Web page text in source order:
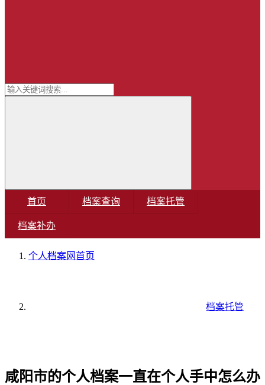
首页 档案查询 档案托管
档案补办
个人档案网首页
档案托管
咸阳市的个人档案一直在个人手中怎么办